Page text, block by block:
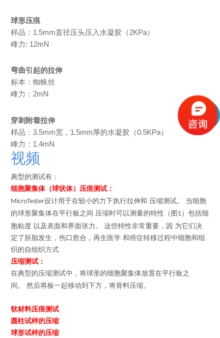
球形压痕
样品：1.5mm直径压头压入水凝胶（2KPa）
峰力: 12mN
弯曲引起的拉伸
标本：蜘蛛丝
峰力：2mN
穿刺附着拉伸
样品：3.5mm宽，1.5mm厚的水凝胶（0.5KPa）
峰力：1.4mN
视频
典型的测试有：
细胞聚集体（球状体）压痕测试：
MicroTester设计用于在较小的力下执行拉伸和 压缩测试。
当细胞
的球形聚集体在平行板之间 压缩时可以测量的特性（图 1）包括细
胞粘度 以及表面和界面张力。
这些特性非常重要，因 为它们决
定了胚胎发生，伤口愈合，再生医学 和癌症转移过程中细胞和组
织的自组织方式
压缩测试：
在典型的压缩测试中，将球形的细胞聚集体放置在平行板之
间。
然后将板一起移动到下方，将骨料压缩。
软材料压痕测试
圆柱试样的压缩
球形试样的压缩